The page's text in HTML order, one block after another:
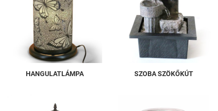
HANGULATLÁMPA SZOBA SZÖKŐKÚT